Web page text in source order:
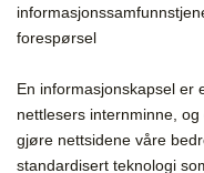
forespørsel
En informasjonskapsel er
nettlesers internminne,
gjøre nettsidene våre
standardisert teknologi